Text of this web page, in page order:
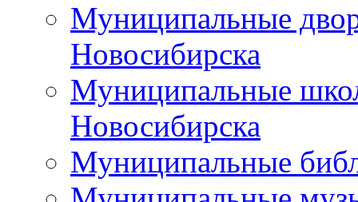
Муниципальные
Новосибирска
Муниципальные
Новосибирска
Муниципальные